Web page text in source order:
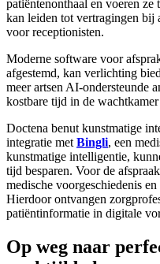
patiëntenonthaal en voeren
kan leiden tot vertragingen bij
voor receptionisten.
Moderne software voor
afgestemd, kan verlichting
meer artsen AI-ondersteunde
kostbare tijd in de wachtkamer
Doctena benut kunstmatige
integratie metBingli, een
kunstmatige intelligentie,
tijd besparen. Voor de
medische voorgeschiedenis
Hierdoor ontvangen
patiëntinformatie in digitale
Op weg naar